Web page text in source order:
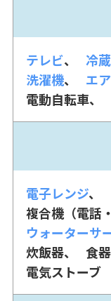
テレビ 冷
洗濯機
エ
電動自転車
電子レンジ
複合機（電話
ウォーターサ
炊飯器
食
電気ストーブ